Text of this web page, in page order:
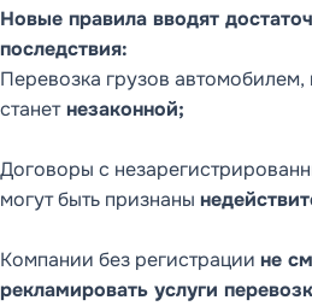
Новые правила вводят
последствия:
Перевозка грузов
станетнезаконной;
Договоры с
могут быть признаны
Компании без регистрации не
рекламировать услуги